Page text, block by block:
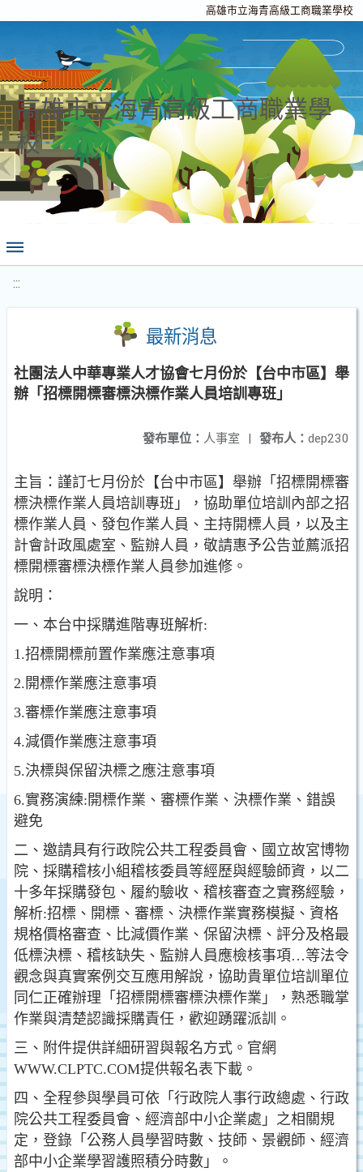
高雄市立海青高級工商職業學校
高雄市立海青高級工商職業學
校
:::
最新消息
社團法人中華專業人才協會七月份於【台中市區】舉
辦「招標開標審標決標作業人員培訓專班」
發布人： dep230
發布單位： 人事室 |
主旨：謹訂七月份於【台中市區】舉辦「招標開標審
標決標作業人員培訓專班」，協助單位培訓內部之招
標作業人員、發包作業人員、主持開標人員，以及主
計會計政風處室、監辦人員，敬請惠予公告並薦派招
標開標審標決標作業人員參加進修。
說明：
一、本台中採購進階專班解析:
1.招標開標前置作業應注意事項
2.開標作業應注意事項
3.審標作業應注意事項
4.減價作業應注意事項
5.決標與保留決標之應注意事項
6.實務演練:開標作業、審標作業、決標作業、錯誤
避免
二、邀請具有行政院公共工程委員會、國立故宮博物
院、採購稽核小組稽核委員等經歷與經驗師資，以二
十多年採購發包、履約驗收、稽核審查之實務經驗，
解析:招標、開標、審標、決標作業實務模擬、資格
規格價格審查、比減價作業、保留決標、評分及格最
低標決標、稽核缺失、監辦人員應檢核事項…等法令
觀念與真實案例交互應用解說，協助貴單位培訓單位
同仁正確辦理「招標開標審標決標作業」，熟悉職掌
作業與清楚認識採購責任，歡迎踴躍派訓。
三、附件提供詳細研習與報名方式。官網
WWW.CLPTC.COM提供報名表下載。
四、全程參與學員可依「行政院人事行政總處、行政
院公共工程委員會、經濟部中小企業處」之相關規
定，登錄「公務人員學習時數、技師、景觀師、經濟
部中小企業學習護照積分時數」。